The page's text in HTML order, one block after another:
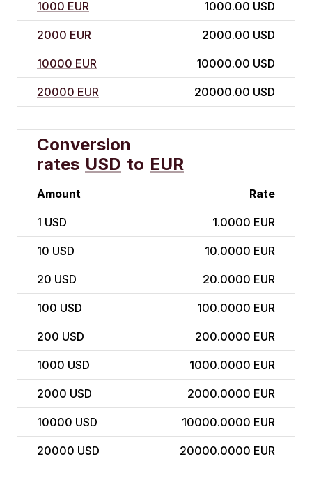
1000 EUR 1000.00 USD
2000 EUR 2000.00 USD
10000 EUR 10000.00 USD
20000 EUR 20000.00 USD
Conversion
rates USD to EUR
Amount Rate
1 USD 1.0000 EUR
10 USD 10.0000 EUR
20 USD 20.0000 EUR
100 USD 100.0000 EUR
200 USD 200.0000 EUR
1000 USD 1000.0000 EUR
2000 USD 2000.0000 EUR
10000 USD 10000.0000 EUR
20000 USD 20000.0000 EUR